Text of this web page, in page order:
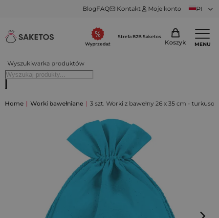
BlogFAQ Kontakt Moje konto PL
Wyszukiwarka produktów
Wyprzedaż
Strefa B2B Saketos
Koszyk MENU
Home | Worki bawełniane | 3 szt. Worki z bawełny 26 x 35 cm -